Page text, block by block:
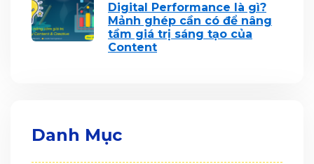
Digital Performance là gì?
Mảnh ghép cần có để nâng
tầm giá trị sáng tạo của
Content
Danh Mục